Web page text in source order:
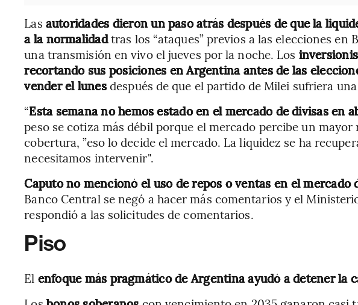
Las autoridades dieron un paso atrás después de que la
a la normalidadtras los “ataques” previos a las elecciones en
una transmisión en vivo el jueves por la noche. Los
recortando sus posiciones en Argentina antes de las
vender el lunesdespués de que el partido de Milei sufriera
“Esta semana no hemos estado en el mercado de divisas en
peso se cotiza más débil porque el mercado percibe un mayor
cobertura, ”eso lo decide el mercado. La liquidez se ha
necesitamos intervenir".
Caputo no mencionó el uso de repos o ventas en el mercado
Banco Central se negó a hacer más comentarios y el
respondió a las solicitudes de comentarios.
Piso
El enfoque más pragmático de Argentina ayudó a detener la